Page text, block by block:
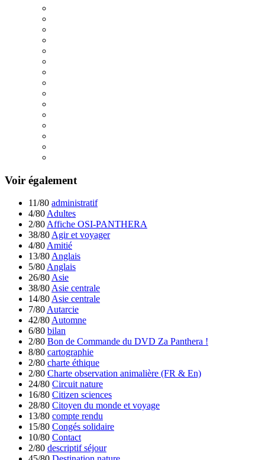
Voir également
11/80 administratif
4/80 Adultes
2/80 Affiche OSI-PANTHERA
38/80 Agir et voyager
4/80 Amitié
13/80 Anglais
5/80 Anglais
26/80 Asie
38/80 Asie centrale
14/80 Asie centrale
7/80 Autarcie
42/80 Automne
6/80 bilan
2/80 Bon de Commande du DVD Za Panthera !
8/80 cartographie
2/80 charte éthique
2/80 Charte observation animalière (FR & En)
24/80 Circuit nature
16/80 Citizen sciences
28/80 Citoyen du monde et voyage
13/80 compte rendu
15/80 Congés solidaire
10/80 Contact
2/80 descriptif séjour